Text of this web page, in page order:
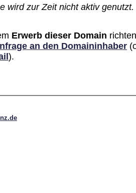
wird zur Zeit nicht aktiv genutzt.
Erwerb dieser Domain
an den Domain­inhaber
).